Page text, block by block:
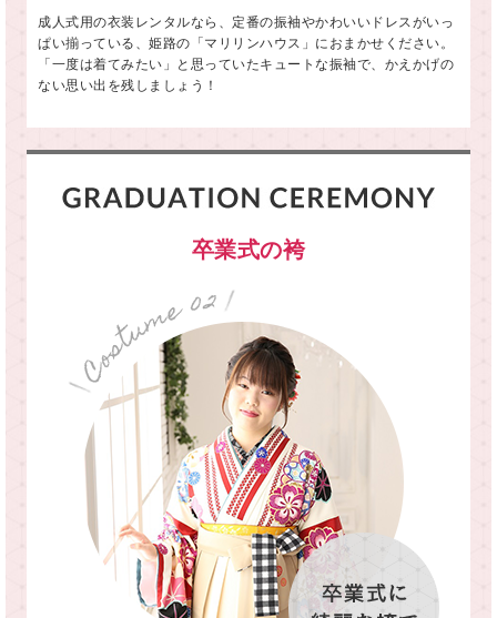
成人式用の衣装レンタルなら、定番の振袖やかわいいドレスがいっ
ぱい揃っている、姫路の「マリリンハウス」におまかせください。
「一度は着てみたい」と思っていたキュートな振袖で、かえかげの
ない思い出を残しましょう！
卒業式の袴